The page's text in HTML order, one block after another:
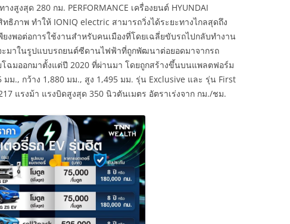
สูงสุด 280 กม. PERFORMANCE เครื่องยนต์ HYUNDAI
ธิภาพ ทำให้ IONIQ electric สามารถวิ่งได้ระยะทางไกลสุดถึง
ยงพอต่อการใช้งานสำหรับคนเมืองที่โดยเฉลี่ยขับรถไปกลับทำงาน
ะมาในรูปแบบรถยนต์ซีดานไฟฟ้าที่ถูกพัฒนาต่อยอดมาจากรถ
โฉมออกมาตั้งแต่ปี 2020 ที่ผ่านมา โดยถูกสร้างขึ้นบนแพลตฟอร์ม
มม., กว้าง 1,880 มม., สูง 1,495 มม. รุ่น Exclusive และ รุ่น First
แรงม้า แรงบิดสูงสุด 350 นิวตันเมตร อัตราเร่งจาก กม./ชม.